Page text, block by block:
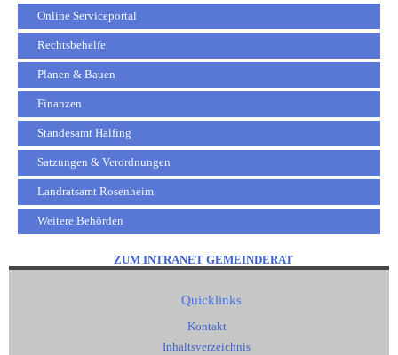
Online Serviceportal
Rechtsbehelfe
Planen & Bauen
Finanzen
Standesamt Halfing
Satzungen & Verordnungen
Landratsamt Rosenheim
Weitere Behörden
ZUM INTRANET GEMEINDERAT
Quicklinks
Kontakt
Inhaltsverzeichnis